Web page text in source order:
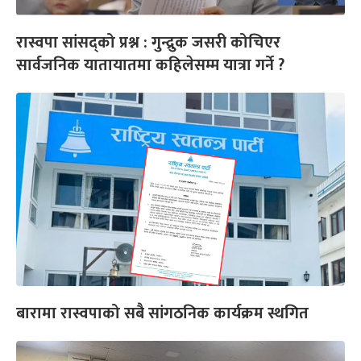
रास्वपा सांसद्को प्रश्न : गुन्द्रुक जसरी कोचिएर
सार्वजनिक यातायातमा कहिलेसम्म यात्रा गर्ने ?
बारामा रास्वपाको सबै सांगठनिक कार्यक्रम स्थगित